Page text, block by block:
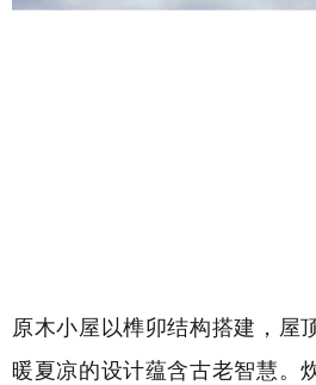
原木小屋以榫卯结构搭建，屋
暖夏凉的设计蕴含古老智慧。